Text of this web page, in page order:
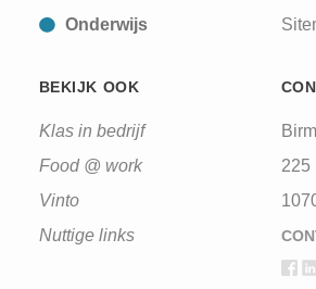
Onderwijs
BEKIJK OOK
Klas in bedrijf
Food @ work
Vinto
Nuttige links
225